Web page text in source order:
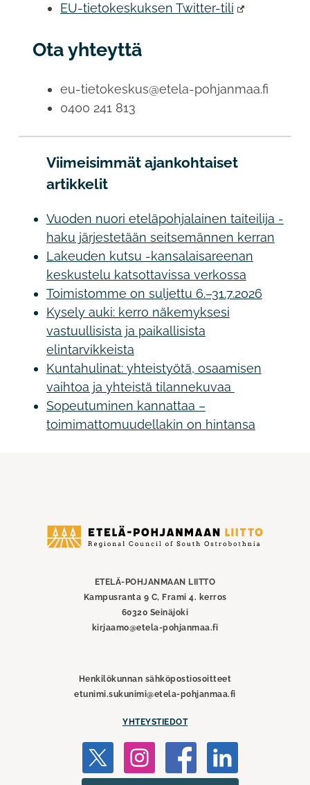
EU-tietokeskuksen Twitter-tili
Ota yhteyttä
eu-tietokeskus@etela-pohjanmaa.fi
0400 241 813
Viimeisimmät ajankohtaiset
artikkelit
Vuoden nuori eteläpohjalainen taiteilija -
haku järjestetään seitsemännen kerran
Lakeuden kutsu -kansalaisareenan
keskustelu katsottavissa verkossa
Toimistomme on suljettu 6.–31.7.2026
Kysely auki: kerro näkemyksesi
vastuullisista ja paikallisista
elintarvikkeista
Kuntahulinat: yhteistyötä, osaamisen
vaihtoa ja yhteistä tilannekuvaa
Sopeutuminen kannattaa –
toimimattomuudellakin on hintansa
Etelä-
ETELÄ-POHJANMAAN LIITTO
Kampusranta 9 C, Frami 4. kerros
60320 Seinäjoki
kirjaamo@etela-pohjanmaa.fi
Henkilökunnan sähköpostiosoitteet
etunimi.sukunimi@etela-pohjanmaa.fi
YHTEYSTIEDOT